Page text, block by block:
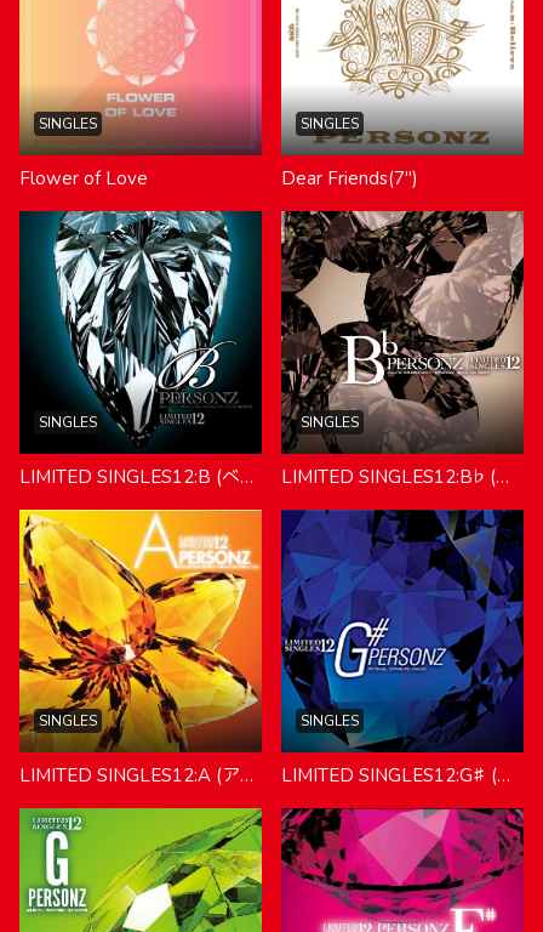
SINGLES
Flower of Love
SINGLES
Dear Friends(7″)
SINGLES
LIMITED SINGLES12:B (べー)
SINGLES
LIMITED SINGLES12:B♭ (べーフラット)
SINGLES
LIMITED SINGLES12:A (アー)
SINGLES
LIMITED SINGLES12:G♯ (ジーシャープ)